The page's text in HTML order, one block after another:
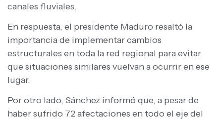
canales fluviales.
En respuesta, el presidente Maduro resaltó la
importancia de implementar cambios
estructurales en toda la red regional para evitar
que situaciones similares vuelvan a ocurrir en ese
lugar.
Por otro lado, Sánchez informó que, a pesar de
haber sufrido 72 afectaciones en todo el eje del